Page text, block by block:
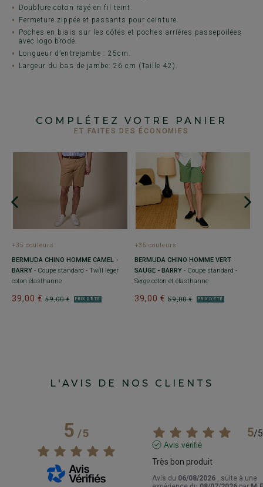
Doublure coton rayé en fil teint.
Fermeture zippée et passants pour ceinture.
Poches en biais sur les côtés et poches arrières passepoilées
avec logo brodé.
Longueur d’entrejambe : 25cm.
Largeur du bas de jambe: 26 cm (Taille 42).
COMPLÉTEZ VOTRE PANIER
ET FAITES DES ÉCONOMIES
+35 couleurs
BERMUDA CHINO HOMME CAMEL -
BARRY - Coupe standard - Twill léger
coton élasthanne
59,00 €
39,00 € PRIX D'ÉTÉ
+35 couleurs
BERMUDA CHINO HOMME VERT
SAUGE - BARRY - Coupe standard -
Serge coton et élasthanne
59,00 €
39,00 € PRIX D'ÉTÉ
L'AVIS DE NOS CLIENTS
5/5 5/5
Avis vérifié
Très bon produit
Avis du 06/08/2026 , suite à une